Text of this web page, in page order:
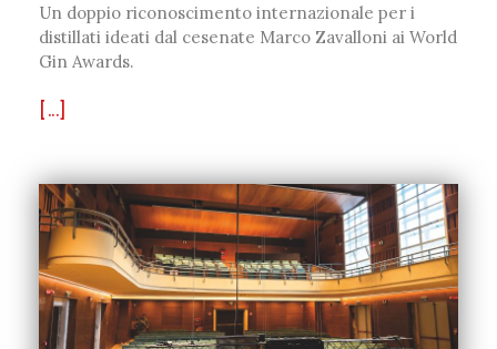
Un doppio riconoscimento internazionale per i
distillati ideati dal cesenate Marco Zavalloni ai World
Gin Awards.
[...]